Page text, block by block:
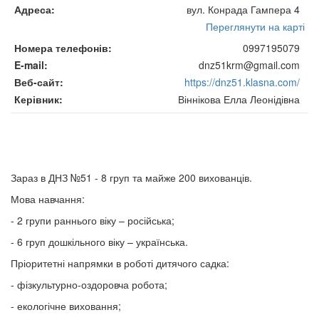
Адреса
вул. Конрада Гампера 4
Переглянути на карті
Номера телефонів
0997195079
E-mail
dnz51krm@gmail.com
Веб-сайт
https://dnz51.klasna.com/
Керівник
Віннікова Елла Леонідівна
Зараз в ДНЗ №51 - 8 груп та майже 200 вихованців.
Мова навчання:
- 2 групи раннього віку – російська;
- 6 груп дошкільного віку – українська.
Пріоритетні напрямки в роботі дитячого садка:
- фізкультурно-оздоровча робота;
- екологічне виховання;